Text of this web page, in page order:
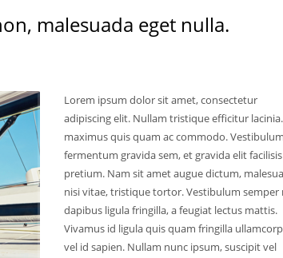
malesuada eget nulla.
Lorem ipsum dolor sit amet, consectetur
adipiscing elit. Nullam tristique efficitur
maximus quis quam ac commodo. Vestibulum
fermentum gravida sem, et gravida elit facilisis
pretium. Nam sit amet augue dictum,
nisi vitae, tristique tortor. Vestibulum semper
dapibus ligula fringilla, a feugiat lectus mattis.
Vivamus id ligula quis quam fringilla
vel id sapien. Nullam nunc ipsum, suscipit vel